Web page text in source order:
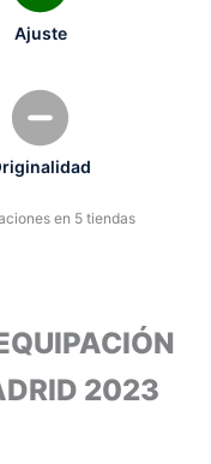
Ajuste
en 5 tiendas
2023